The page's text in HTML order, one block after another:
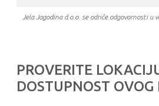
Jela Jagodina d.o.o. se odriče odgovornosti
PROVERITE
DOSTUPNOST